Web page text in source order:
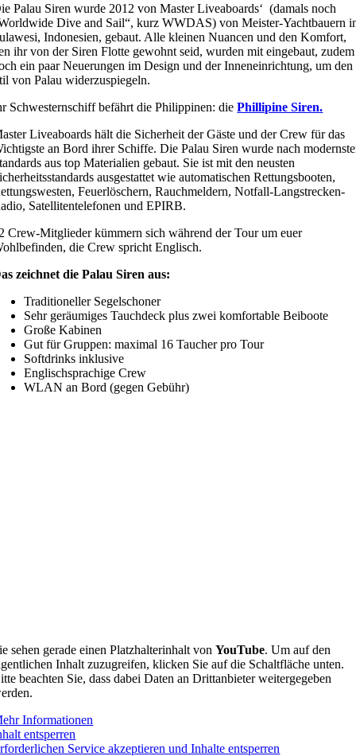
Palau Siren wurde 2012 von Master Liveaboards‘ (damals noch
Dive and Sail“, kurz WWDAS) von Meister-Yachtbauern
Indonesien, gebaut. Alle kleinen Nuancen und den Komfort,
ihr von der Siren Flotte gewohnt seid, wurden mit eingebaut, zudem
ein paar Neuerungen im Design und der Inneneinrichtung, um den
von Palau widerzuspiegeln.
Schwesternschiff befährt die Philippinen: diePhillipine Siren.
Liveaboards hält die Sicherheit der Gäste und der Crew für das
an Bord ihrer Schiffe. Die Palau Siren wurde nach
aus top Materialien gebaut. Sie ist mit den neusten
ausgestattet wie automatischen Rettungsbooten,
Feuerlöschern, Rauchmeldern, Notfall-Langstrecken-
Satellitentelefonen und EPIRB.
Crew-Mitglieder kümmern sich während der Tour um euer
die Crew spricht Englisch.
zeichnet die Palau Siren aus:
Traditioneller Segelschoner
Sehr geräumiges Tauchdeck plus zwei komfortable Beiboote
Große Kabinen
Gut für Gruppen: maximal 16 Taucher pro Tour
Softdrinks inklusive
Englischsprachige Crew
WLAN an Bord (gegen Gebühr)
sehen gerade einen Platzhalterinhalt vonYouTube. Um auf den
Inhalt zuzugreifen, klicken Sie auf die Schaltfläche unten.
beachten Sie, dass dabei Daten an Drittanbieter weitergegeben
Informationen
entsperren
Service akzeptieren und Inhalte entsperren